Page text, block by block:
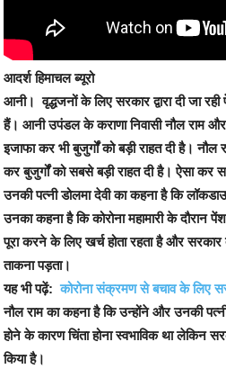
आदर्श हिमाचल ब्यूरो
आनी। वृद्धजनों के लिए सरकार द्वारा दी जा
हैं। आनी उपंडल के कराणा निवासी नौल राम
इजाफा कर भी बुजुर्गों को बड़ी राहत दी है।
कर बुजुर्गों को सबसे बड़ी राहत दी है। ऐसा कर
उनकी पत्नी डोलमा देवी का कहना है कि
उनका कहना है कि कोरोना महामारी के दौरान
पूरा करने के लिए खर्च होता रहता है और सरकार
ताकना पड़ता।
यह भी पढ़ें:कोरोना संक्रमण से बचाव के लिए
नौल राम का कहना है कि उन्होंने और उनकी
होने के कारण चिंता होना स्वभाविक था लेकिन
किया है।